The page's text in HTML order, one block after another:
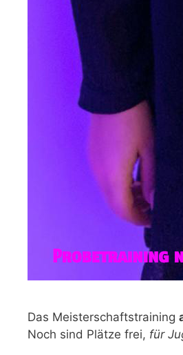
Das Meisterschaftstraining
Noch sind Plätze frei, für